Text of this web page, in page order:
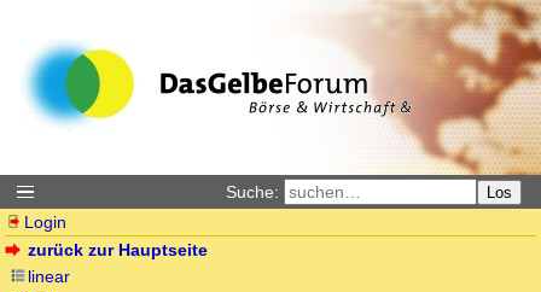
Suche: Los
Login
zurück zur Hauptseite
linear